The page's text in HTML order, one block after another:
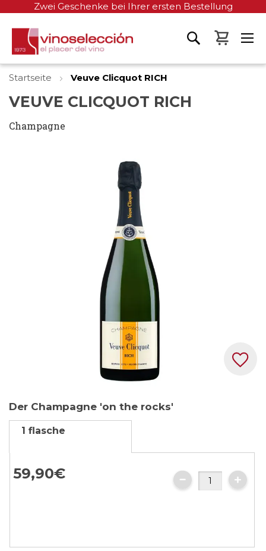
Zwei Geschenke bei Ihrer ersten Bestellung
Mein
Startseite Veuve Clicquot RICH
VEUVE CLICQUOT RICH
Champagne
Anfang
der
springen
Der Champagne 'on the rocks'
1 flasche
59,90€